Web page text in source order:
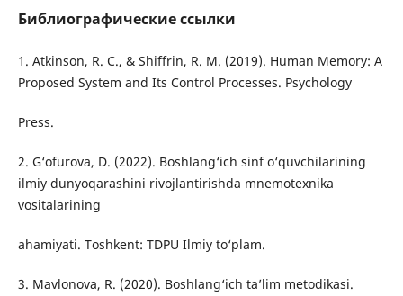
Библиографические ссылки
1. Atkinson, R. C., & Shiffrin, R. M. (2019). Human Memory: A
Proposed System and Its Control Processes. Psychology
Press.
2. G‘ofurova, D. (2022). Boshlang‘ich sinf o‘quvchilarining
ilmiy dunyoqarashini rivojlantirishda mnemotexnika
vositalarining
ahamiyati. Toshkent: TDPU Ilmiy to‘plam.
3. Mavlonova, R. (2020). Boshlang‘ich ta’lim metodikasi.